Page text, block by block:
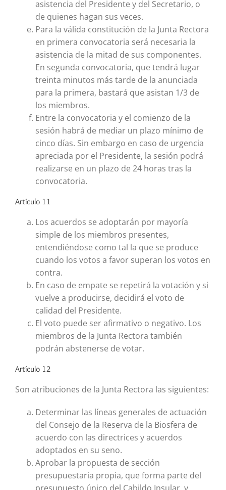
asistencia del Presidente y del Secretario, o
de quienes hagan sus veces.
Para la válida constitución de la Junta Rectora
en primera convocatoria será necesaria la
asistencia de la mitad de sus componentes.
En segunda convocatoria, que tendrá lugar
treinta minutos más tarde de la anunciada
para la primera, bastará que asistan 1/3 de
los miembros.
Entre la convocatoria y el comienzo de la
sesión habrá de mediar un plazo mínimo de
cinco días. Sin embargo en caso de urgencia
apreciada por el Presidente, la sesión podrá
realizarse en un plazo de 24 horas tras la
convocatoria.
Artículo 11
Los acuerdos se adoptarán por mayoría
simple de los miembros presentes,
entendiéndose como tal la que se produce
cuando los votos a favor superan los votos en
contra.
En caso de empate se repetirá la votación y si
vuelve a producirse, decidirá el voto de
calidad del Presidente.
El voto puede ser afirmativo o negativo. Los
miembros de la Junta Rectora también
podrán abstenerse de votar.
Artículo 12
Son atribuciones de la Junta Rectora las siguientes:
Determinar las líneas generales de actuación
del Consejo de la Reserva de la Biosfera de
acuerdo con las directrices y acuerdos
adoptados en su seno.
Aprobar la propuesta de sección
presupuestaria propia, que forma parte del